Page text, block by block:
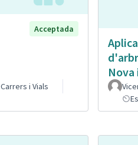
Acceptada
Carrers i Vials
Nova